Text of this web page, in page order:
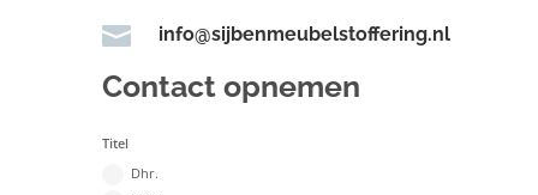
 info@sijbenmeubelstoffering.nl
Contact opnemen
Titel
Dhr.